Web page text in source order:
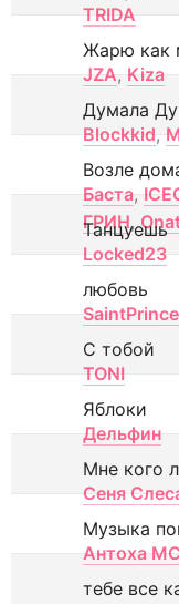
TRIDA
Жарю как
JZA, Kiza
Думала
Blockkid,
Возле
Баста,
ГРИН,
Танцуешь
Locked23
любовь
С тобой
TONI
Яблоки
Дельфин
Мне кого
Сеня
Музыка
Антоха МС
тебе все